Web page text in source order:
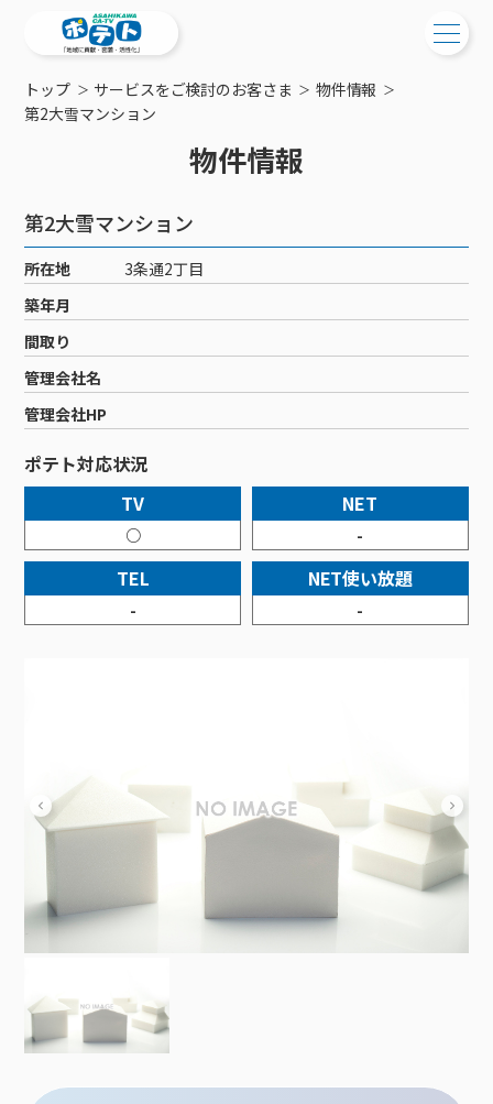
ご検討中の方
工事・配線について
新居をご検討中の方へ
ポテトを導入している集合住宅
物件情報
特典・キャンペーン
おトクな割引サービス
ご加入中の方
ご加入中のサービス確認・変更
WEBメール
サポートサービス
サポートサービストップ
リモートコール
回線速度測定
接続・設定⽅法
訪問サポート＆サポートパックサービス料⾦表
新着情報
メンテナンス・障害情報
ポテトからのプレゼント
イベントカレンダー
講座のご案内
サービス案内
サービス案内
ケーブルテレビ
ケーブルテレビトップ
チャンネル紹介
料⾦プラン
NHK衛星受信料団体⼀括⽀払
機器⼀覧
インターネット
インターネットトップ
料⾦プラン
Wi-Fiサービス
ポテトホーム防犯カメラ
オプションサービス
インターネットギガシェアプラン
固定電話
固定電話トップ
基本料⾦・通話料⾦
オプションサービス
auスマートバリュー
auまとめトーク
ポテトスマートフォントップ
料⾦プラン
機種⼀覧
オプションサービス
でんき
でんきトップ
ポラリンでんき×ポテト
ポテトでんき
暮らしを快適にするサービス
暮らしを快適にするサービストップ
ポテトライフメール
コミチャン
お困りの方はこちら
会社案内
メンテナンス
障害情報
トップ サービスをご検討のお客さま
物件情報
第2大雪マンション
物件情報
第2大雪マンション
所在地
3条通2丁目
築年月
間取り
管理会社名
管理会社HP
ポテト対応状況
TV
○
NET
-
TEL
-
NET使い放題
-